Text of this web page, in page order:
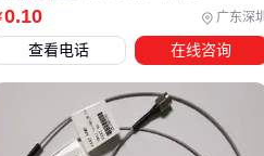
能帮助快速排除明显不匹配的选
需求验证参数适配性。
线选择差异在哪里？
心维度建立决策模型：频率匹配
0.10 广东深圳
查看电话 在线咨询